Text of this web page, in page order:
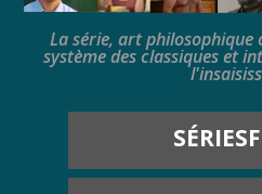
La série, art
système des classiques et